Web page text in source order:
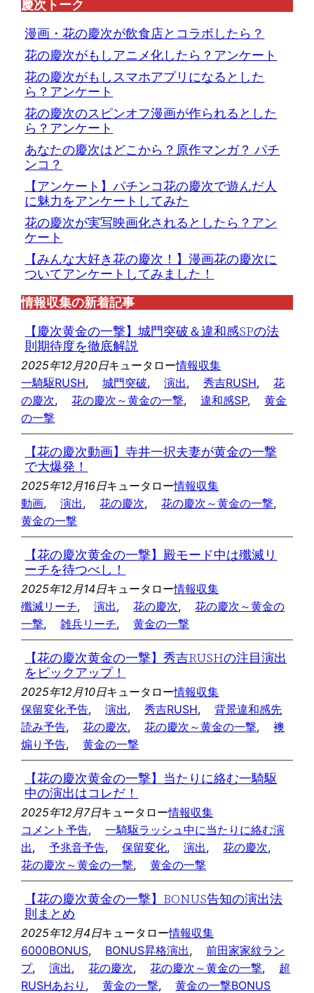
慶次トーク
漫画・花の慶次が飲食店とコラボしたら？
花の慶次がもしアニメ化したら？アンケート
花の慶次がもしスマホアプリになるとした
ら？アンケート
花の慶次のスピンオフ漫画が作られるとした
ら？アンケート
あなたの慶次はどこから？原作マンガ？ パチ
ンコ？
【アンケート】パチンコ花の慶次で遊んだ人
に魅力をアンケートしてみた
花の慶次が実写映画化されるとしたら？アン
ケート
【みんな大好き花の慶次！】漫画花の慶次に
ついてアンケートしてみました！
情報収集の新着記事
【慶次黄金の一撃】城門突破＆違和感SPの法
則期待度を徹底解説
2025年12月20日キュータロー情報収集
一騎駆RUSH, 城門突破, 演出, 秀吉RUSH,
花
の慶次, 花の慶次～黄金の一撃, 違和感SP,
黄金
の一撃
【花の慶次動画】寺井一択夫妻が黄金の一撃
で大爆発！
2025年12月16日キュータロー情報収集
動画, 演出, 花の慶次, 花の慶次～黄金の一撃
黄金の一撃
【花の慶次黄金の一撃】殿モード中は殲滅リ
ーチを待つべし！
2025年12月14日キュータロー情報収集
殲滅リーチ, 演出, 花の慶次,
花の慶次～黄金の
一撃, 雑兵リーチ, 黄金の一撃
【花の慶次黄金の一撃】秀吉RUSHの注目演出
をピックアップ！
2025年12月10日キュータロー情報収集
保留変化予告, 演出, 秀吉RUSH,
背景違和感先
読み予告, 花の慶次, 花の慶次～黄金の一撃,
襖
煽り予告, 黄金の一撃
【花の慶次黄金の一撃】当たりに絡む一騎駆
中の演出はコレだ！
2025年12月7日キュータロー情報収集
コメント予告,
一騎駆ラッシュ中に当たりに絡む演
出, 予兆音予告, 保留変化, 演出, 花の慶次
花の慶次～黄金の一撃, 黄金の一撃
【花の慶次黄金の一撃】BONUS告知の演出法
則まとめ
2025年12月4日キュータロー情報収集
6000BONUS, BONUS昇格演出,
前田家家紋ラン
プ, 演出, 花の慶次, 花の慶次～黄金の一撃,
超
RUSHあおり , 黄金の一撃, 黄金の一撃BONUS